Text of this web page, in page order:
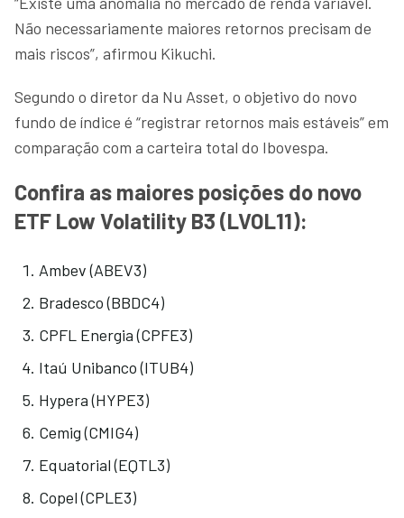
Não necessariamente maiores retornos precisam de
mais riscos”, afirmou Kikuchi.
Segundo o diretor da Nu Asset, o objetivo do novo
fundo de índice é “registrar retornos mais estáveis” em
comparação com a carteira total do Ibovespa.
Confira as maiores posições do novo
ETF Low Volatility B3 (LVOL11):
Ambev (ABEV3)
Bradesco (BBDC4)
CPFL Energia (CPFE3)
Itaú Unibanco (ITUB4)
Hypera (HYPE3)
Cemig (CMIG4)
Equatorial (EQTL3)
Copel (CPLE3)